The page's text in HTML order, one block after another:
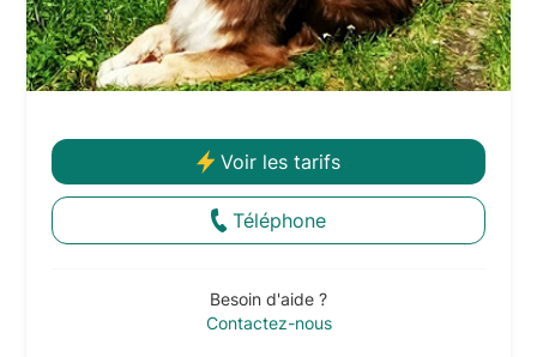
Voir les tarifs
Téléphone
Besoin d'aide ?
Contactez-nous